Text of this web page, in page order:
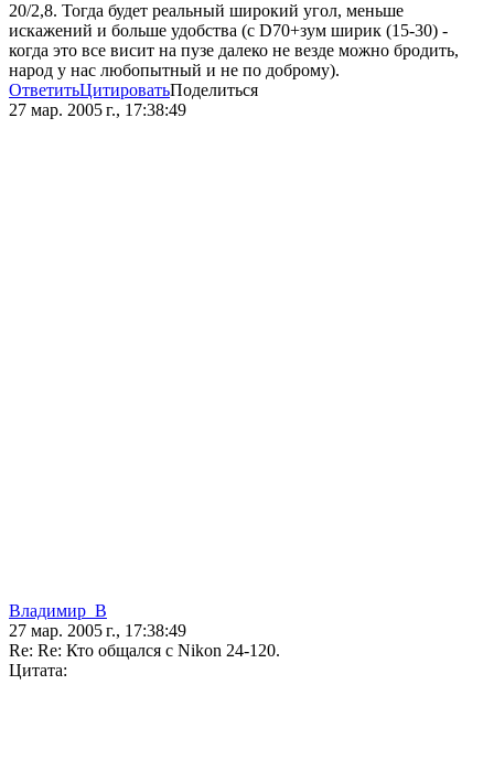
20/2,8. Тогда будет реальный широкий угол, меньше
искажений и больше удобства (с D70+зум ширик (15-30) -
когда это все висит на пузе далеко не везде можно бродить,
народ у нас любопытный и не по доброму).
ОтветитьЦитироватьПоделиться
27 мар. 2005 г., 17:38:49
Владимир_В
27 мар. 2005 г., 17:38:49
Re: Re: Кто общался с Nikon 24-120.
Цитата: